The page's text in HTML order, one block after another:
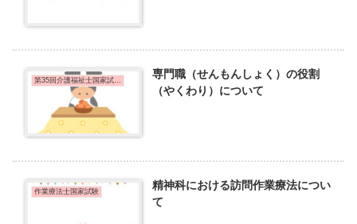
第35回介護福祉士国家試験問題
専門職（せんもんしょく）の役割
（やくわり）について
作業療法士国家試験
精神科における訪問作業療法につい
て